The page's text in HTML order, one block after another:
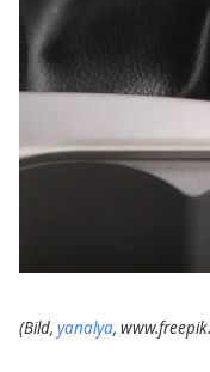
(Bild, yanalya,